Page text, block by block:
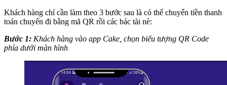
Khách hàng chỉ cần làm theo 3 bước sau là có thể chuyển tiền thanh
toán chuyến đi bằng mã QR rồi các bác tài nè:
Bước 1: Khách hàng vào app Cake, chọn biểu tượng QR Code
phía dưới màn hình